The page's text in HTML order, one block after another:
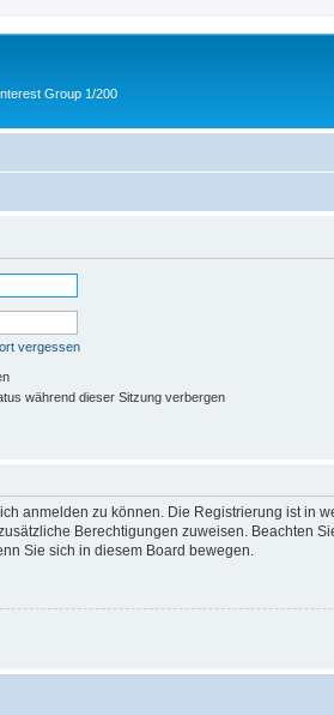
Group 1/200
vergessen
während dieser Sitzung verbergen
anmelden zu können. Die Registrierung ist
Berechtigungen zuweisen. Beachten
Sie sich in diesem Board bewegen.